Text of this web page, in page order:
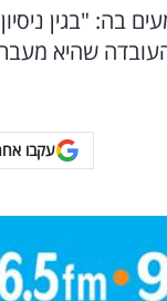
בה: "בגין
שהיא
עקבו